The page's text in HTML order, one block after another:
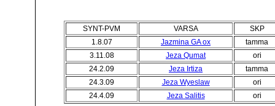
SYNT-PVM VARSA
SKP
1.8.07
Jazmina GA ox
tamma
3.11.08
Jeza Qumat
ori
24.2.09
Jeza Irtiza
tamma
24.3.09
Jeza Wyeslaw
ori
24.4.09
Jeza Salitis ori